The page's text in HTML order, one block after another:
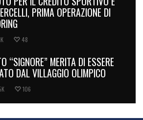
PRIMA OPERAZIONE DI
48
“SIGNORE” MERITA DI ESSERE
DAL VILLAGGIO OLIMPICO
106